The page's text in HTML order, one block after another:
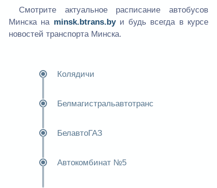
Смотрите актуальное расписание автобусов
Минска на minsk.btrans.byи будь всегда в курсе
новостей транспорта Минска.
Колядичи
Белмагистральавтотранс
БелавтоГАЗ
Автокомбинат №5